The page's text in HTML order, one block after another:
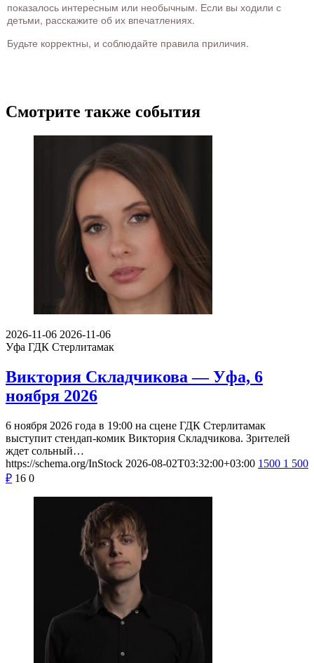
показалось интересным или необычным. Если вы ходили с
детьми, расскажите об их впечатлениях.
Будьте корректны, и соблюдайте правила приличия.
Смотрите также события
2026-11-06 2026-11-06
Уфа ГДК Стерлитамак
Виктория Складчикова — Уфа, 6
ноября 2026
6 ноября 2026 года в 19:00 на сцене ГДК Стерлитамак
выступит стендап-комик Виктория Складчикова. Зрителей
ждет сольный…
https://schema.org/InStock 2026-08-02T03:32:00+03:00 1500 1 500
₽ 16 0